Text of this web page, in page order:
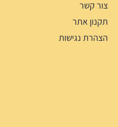
צור קשר
תקנון אתר
הצהרת נגישות